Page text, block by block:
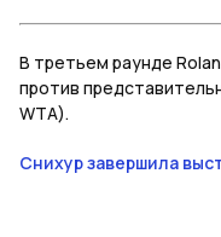
В третьем раунде
против
WTA).
Снихур завершила